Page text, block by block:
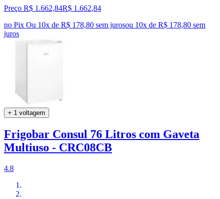
Preço R$ 1.662,84R$ 1.662,84
no Pix Ou 10x de R$ 178,80 sem jurosou 10x de R$ 178,80 sem
juros
+ 1 voltagem
Frigobar Consul 76 Litros com Gaveta
Multiuso - CRC08CB
4.8